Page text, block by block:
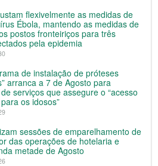
flexivelmente as medidas de
Ébola, mantendo as medidas de
postos fronteiriços para três
pela epidemia
de instalação de próteses
arranca a 7 de Agosto para
serviços que assegure o “acesso
os idosos”
sessões de emparelhamento de
das operações de hotelaria e
metade de Agosto